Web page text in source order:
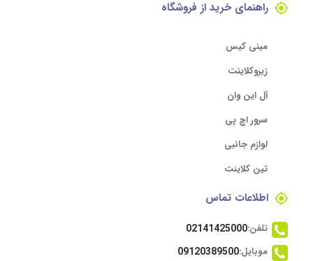
راهنمای خرید از فروشگاه
مینی کیس
زیروکلاینت
آل این وان
سرور اچ پی
لوازم جانبی
تین کلاینت
اطلاعات تماس
تلفن:02141425000
موبایل:09120389500